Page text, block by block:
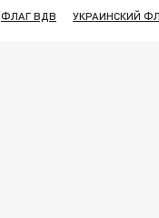
ФЛАГ ВДВ УКРАИНСКИЙ